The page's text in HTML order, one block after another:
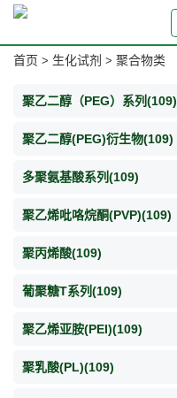
首页 > 生化试剂 > 聚合物类
聚乙二醇（PEG）系列(109)
聚乙二醇(PEG)衍生物(109)
多聚氨基酸系列(109)
聚乙烯吡咯烷酮(PVP)(109)
聚丙烯酸(109)
葡聚糖T系列(109)
聚乙烯亚胺(PEI)(109)
聚乳酸(PL)(109)